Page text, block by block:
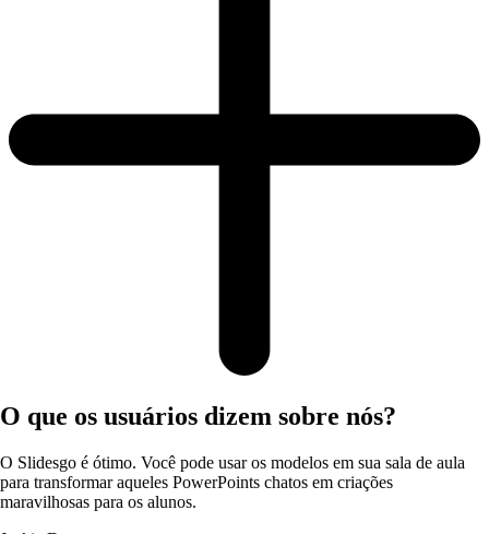
O que os usuários dizem sobre nós?
O Slidesgo é ótimo. Você pode usar os modelos em sua sala de aula
para transformar aqueles PowerPoints chatos em criações
maravilhosas para os alunos.